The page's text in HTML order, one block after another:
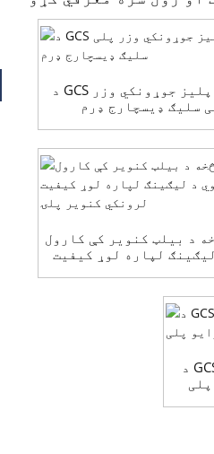
د GCS کنویر پلیز جوړونکي وزر
سلیګ ډیسچارج ډرم
د بیلټ کنویر کې کارول
لپاره لوړ کیفیت
د GCS دودیز بیلټ کنویر عرضه